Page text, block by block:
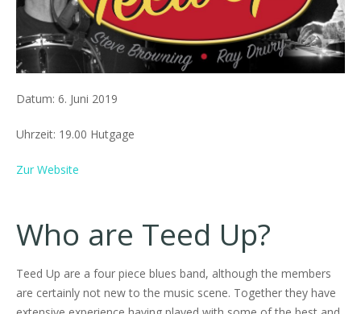
Datum: 6. Juni 2019
Uhrzeit: 19.00 Hutgage
Zur Website
Who are Teed Up?
Teed Up are a four piece blues band, although the members
are certainly not new to the music scene. Together they have